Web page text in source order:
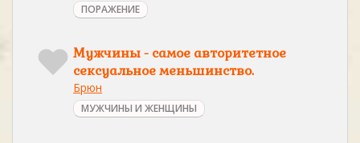
ПОРАЖЕНИЕ
Мужчины - самое авторитетное
сексуальное меньшинство.
Брюн
МУЖЧИНЫ И ЖЕНЩИНЫ